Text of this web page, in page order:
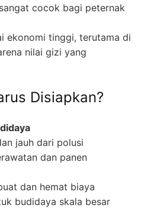
cocok bagi peternak
ekonomi tinggi, terutama di
nilai gizi yang
Disiapkan?
jauh dari polusi
dan panen
dan hemat biaya
budidaya skala besar